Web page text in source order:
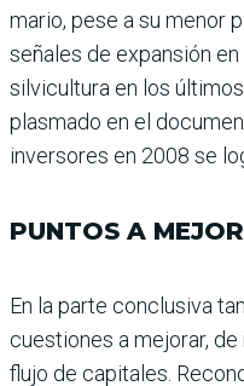
mario, pese a su menor
señales de expansión
silvicultura en los
plasmado en el
inversores en 2008 se
PUNTOS A
En la parte conclusiva
cuestiones a mejorar,
flujo de capitales.